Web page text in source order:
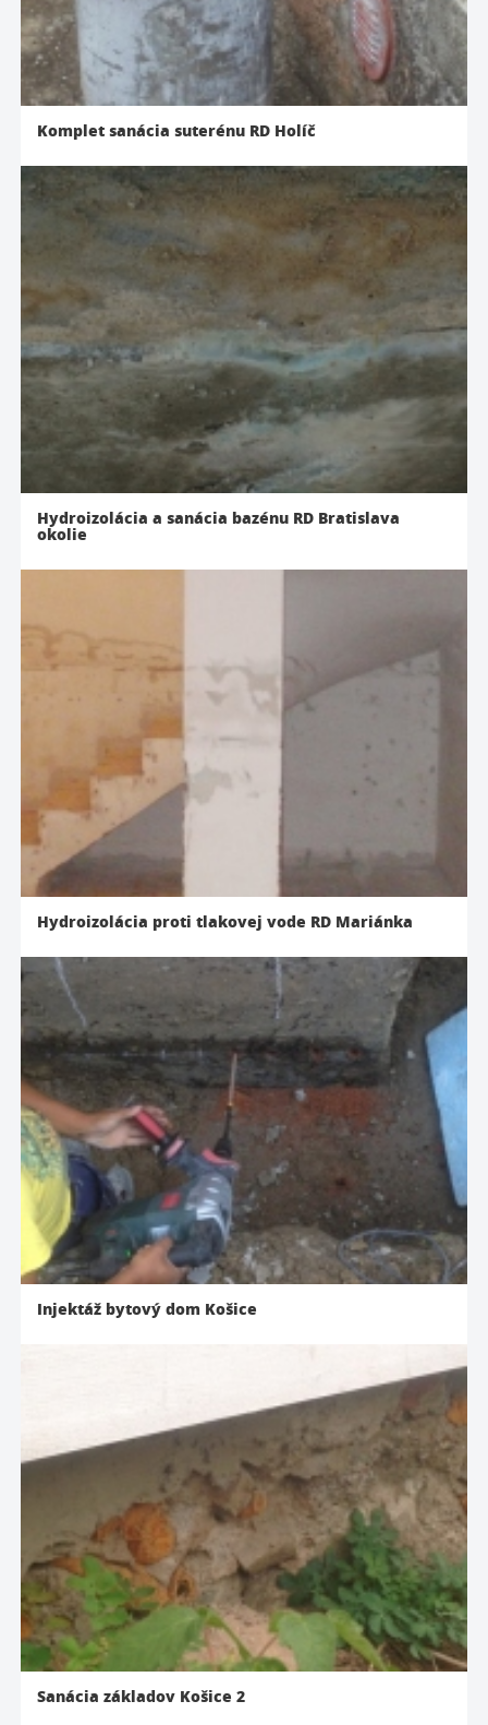
Komplet sanácia suterénu RD Holíč
Hydroizolácia a sanácia bazénu RD Bratislava
okolie
Hydroizolácia proti tlakovej vode RD Mariánka
Injektáž bytový dom Košice
Sanácia základov Košice 2